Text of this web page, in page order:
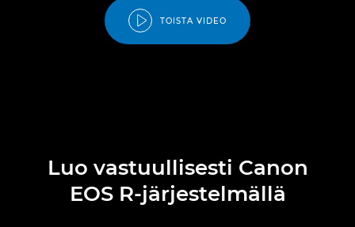
TOISTA VIDEO
Luo vastuullisesti Canon
EOS R-järjestelmällä